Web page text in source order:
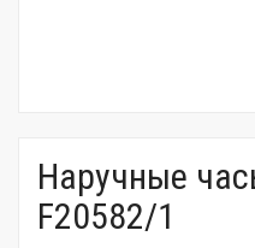
Наручные
F20582/1